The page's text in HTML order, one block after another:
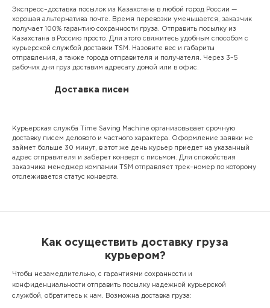
Экспресс–доставка посылок из Казахстана в любой город России —
хорошая альтернатива почте. Время перевозки уменьшается, заказчик
получает 100% гарантию сохранности груза. Отправить посылку из
Казахстана в Россию просто. Для этого свяжитесь удобным способом с
курьерской службой доставки TSM. Назовите вес и габариты
отправления, а также города отправителя и получателя. Через 3–5
рабочих дня груз доставим адресату домой или в офис.
Доставка писем
Курьерская служба Time Saving Machine организовывает срочную
доставку писем делового и частного характера. Оформление заявки не
займет больше 30 минут, в этот же день курьер приедет на указанный
адрес отправителя и заберет конверт с письмом. Для спокойствия
заказчика менеджер компании TSM отправляет трек–номер по которому
отслеживается статус конверта.
Как осуществить доставку груза
курьером?
Чтобы незамедлительно, с гарантиями сохранности и
конфиденциальности отправить посылку надежной курьерской
службой, обратитесь к нам. Возможна доставка груза: